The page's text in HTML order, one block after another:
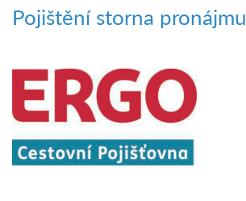
Pojištění storna pronájmu